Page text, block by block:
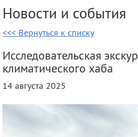
Официальные документы
История
Научные подразделения
Издательская
исследований
Гранты
Научные школы
Публикации
Новости и события
<<< Вернуться к списку
Исследовательская
климатического хаба
14 августа 2025